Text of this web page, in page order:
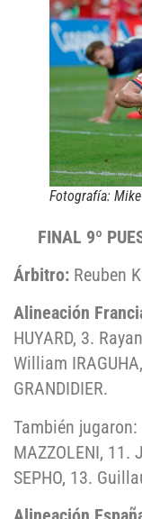
Fotografía:
FINAL 9º
Árbitro: Reuben
Alineación
HUYARD, 3.
William
GRANDIDIER.
También jugaron:
MAZZOLENI, 11.
SEPHO, 13.